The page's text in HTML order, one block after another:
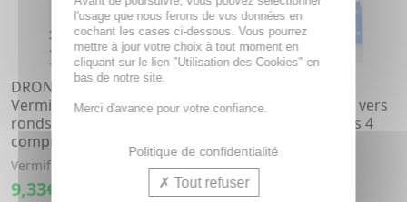
DRONTAL Chat -
Vermifuge contre les vers
ronds et les vers plats 2
comprimés
Vermifuge pour chats
9,33€
Vermifuge contre les vers
ronds et les vers plats 4
Vermifuge pour chats
16,64€
l'usage que nous ferons de vos données en
cochant les cases ci-dessous. Vous pourrez
mettre à jour votre choix à tout moment en
cliquant sur le lien "Utilisation des Cookies" en
bas de notre site.
Merci d'avance pour votre confiance.
Politique de confidentialité
Tout refuser